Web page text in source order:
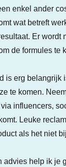
enkel ander
wat betreft
Er wordt
de formules te
is erg belangrijk
te komen.
influencers,
Leuke
als het niet
advies help ik je